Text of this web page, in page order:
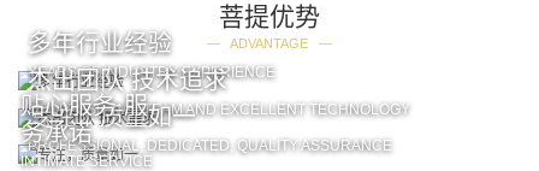
菩提优势
— ADVANTAGE —
多年行业经验
YEARS OF INDUSTRY EXPERIENCE
杰出团队 技术追求
PROFESSIONAL TEAM AND EXCELLENT TECHNOLOGY
专注，质量如一
PROFESSIONAL, DEDICATED, QUALITY ASSURANCE
贴心服务 服
务承诺
INTIMATE SERVICE